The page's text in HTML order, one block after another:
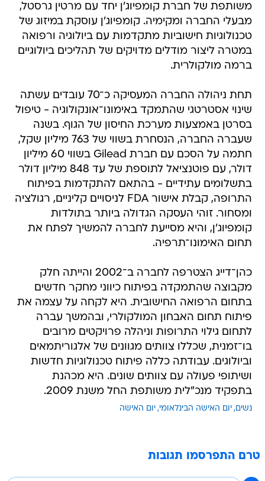
משותפת של חברת קומפיוג'ן יחד עם מרטין גרסטל,
מבעלי החברה ומקימיה. קומפיוג'ן עוסקת במיזוג של
טכנולוגיות חישוביות מתקדמות עם ביולוגיה ורפואה
במטרה ליצור מודלים מדויקים של תהליכים ביולוגיים
ברמה מולקולרית.
תחת ניהולה החברה המעסיקה כ־70 עובדים עשתה
שינוי אסטרטגי שהתמקד באימונו־אונקולוגיה - טיפול
בסרטן באמצעות מערכת החיסון של הגוף. בשנה
שעברה החברה, הנסחרת בשווי של 763 מיליון שקל,
חתמה על הסכם עם חברת Gilead בשווי 60 מיליון
דולר, עם פוטנציאל לתוספת של עד 848 מיליון דולר
בתשלומים עתידיים - בהתאם להתקדמות בפיתוח
התרופה, קבלת אישור FDA לניסויים קליניים, רגולציה
ומסחור. זוהי העסקה הגדולה ביותר בתולדות
קומפיוג'ן, והיא מסייעת לחברה להמשיך לפתח את
תחום האימונו־תרפיה.
כהן־דייג הצטרפה לחברה ב־2002 והייתה חלק
מקבוצה שהתמקדה בפיתוח כיווני מחקר חדשים
בתחום הרפואה החישובית. היא לקחה על עצמה את
פיתוח תחום האבחון המולקולרי, ובהמשך עברה
לתחום גילוי התרופות וניהלה פרויקטים מרובים
בו־זמנית, שכללו צוותים מגוונים של אלגוריתמאים
וביולוגים. עבודתה כללה פיתוח טכנולוגיות חדשות
ושיתופי פעולה עם צוותים שונים. היא מכהנת
בתפקיד מנכ"לית משותפת החל משנת 2009.
נשים יום האישה הבינלאומי יום האישה
טרם התפרסמו תגובות